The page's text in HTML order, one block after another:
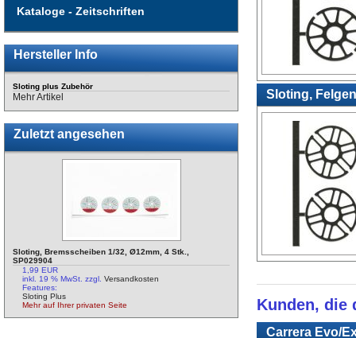
Kataloge - Zeitschriften
Hersteller Info
Sloting plus Zubehör
Mehr Artikel
Zuletzt angesehen
Sloting, Bremsscheiben 1/32, Ø12mm, 4 Stk.,
SP029904
1,99 EUR
inkl. 19 % MwSt. zzgl. Versandkosten
Features:
Sloting Plus
Mehr auf Ihrer privaten Seite
Sloting,
Kunden, die
Carrera Evo/